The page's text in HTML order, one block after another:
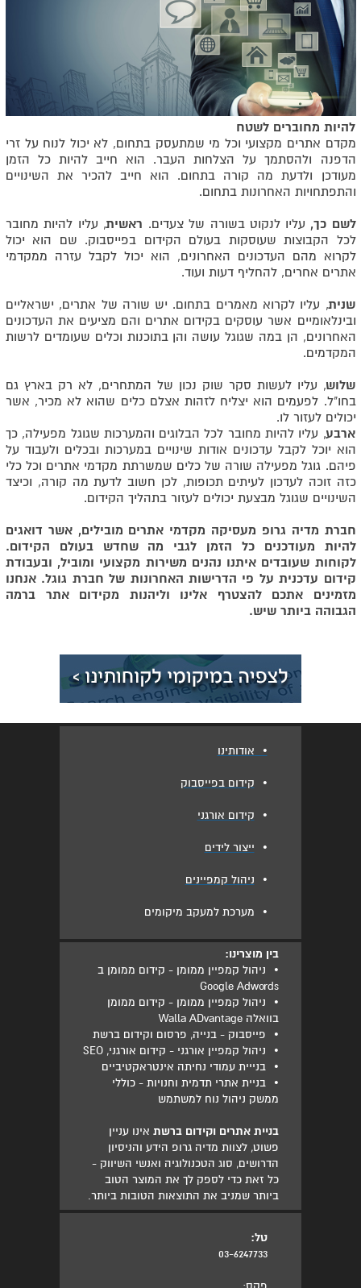
להיות מחוברים לשטח
מקדם אתרים מקצועי וכל מי שמתעסק בתחום, לא יכול לנוח על זרי
הדפנה ולהסתמך על הצלחות העבר. הוא חייב להיות כל הזמן
מעודכן ולדעת מה קורה בתחום. הוא חייב להכיר את השינויים
והתפתחויות האחרונות בתחום.
לשם כך, עליו לנקוט בשורה של צעדים. ראשית, עליו להיות מחובר
לכל הקבוצות שעוסקות בעולם הקידום בפייסבוק. שם הוא יכול
לקרוא מהם העדכונים האחרונים, הוא יכול לקבל עזרה ממקדמי
אתרים אחרים, להחליף דעות ועוד.
שנית, עליו לקרוא מאמרים בתחום. יש שורה של אתרים, ישראליים
ובינלאומיים אשר עוסקים בקידום אתרים והם מציעים את העדכונים
האחרונים, הן במה שגוגל עושה והן בתוכנות וכלים שעומדים לרשות
המקדמים.
שלוש, עליו לעשות סקר שוק נכון של המתחרים, לא רק בארץ גם
בחו"ל. לפעמים הוא יצליח לזהות אצלם כלים שהוא לא מכיר, אשר
יכולים לעזור לו.
ארבע, עליו להיות מחובר לכל הבלוגים והמערכות שגוגל מפעילה, כך
הוא יוכל לקבל עדכונים אודות שינויים במערכות ובכלים ולעבוד על
פיהם. גוגל מפעילה שורה של כלים שמשרתת מקדמי אתרים וכל כלי
כזה זוכה לעדכון לעיתים תכופות, לכן חשוב לדעת מה קורה, וכיצד
השינויים שגוגל מבצעת יכולים לעזור בתהליך הקידום.
חברת מדיה גרופ מעסיקה מקדמי אתרים מובילים, אשר דואגים
להיות מעודכנים כל הזמן לגבי מה שחדש בעולם הקידום.
לקוחות שעובדים איתנו נהנים משירות מקצועי ומוביל, ובעבודת
קידום עדכנית על פי הדרישות האחרונות של חברת גוגל. אנחנו
מזמינים אתכם להצטרף אלינו וליהנות מקידום אתר ברמה
הגבוהה ביותר שיש.
בין מוצרינו:
•
ניהול קמפיין ממומן - קידום ממומן ב
Google Adwords
•
ניהול קמפיין ממומן - קידום ממומן
בוואלה Walla ADvantage
• פייסבוק - בנייה, פרסום וקידום ברשת
• ניהול קמפיין אורגני - קידום אורגני, SEO
• בנייית עמודי נחיתה אינטראקטיביים
•
בניית אתרי תדמית וחנויות - כוללי
ממשק ניהול נוח למשתמש
בניית אתרים וקידום ברשתאינו עניין
פשוט, לצוות מדיה גרופ הידע והניסיון
הדרושים, סוג הטכנולוגיה ואנשי השיווק -
כל זאת כדי לספק לך את המוצר הטוב
ביותר שמניב את התוצאות הטובות ביותר.
• אודותינו
• קידום בפייסבוק
• קידום אורגני
• ייצור לידים
• ניהול קמפיינים
• מערכת למעקב מיקומים
טל:
03-6247733